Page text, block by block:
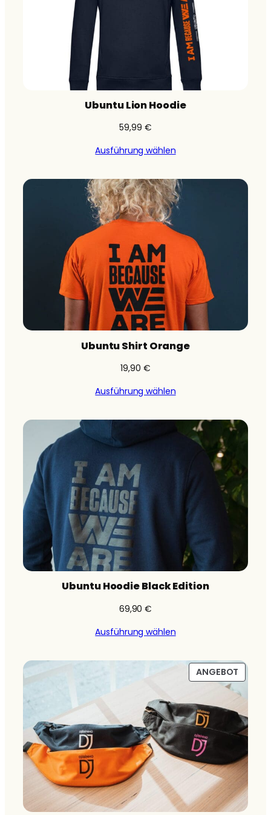
Ubuntu Lion Hoodie
59,99 €
Ausführung wählen
Ubuntu Shirt Orange
19,90 €
Ausführung wählen
Ubuntu Hoodie Black Edition
69,90€
Ausführung wählen
ANGEBOT
IM